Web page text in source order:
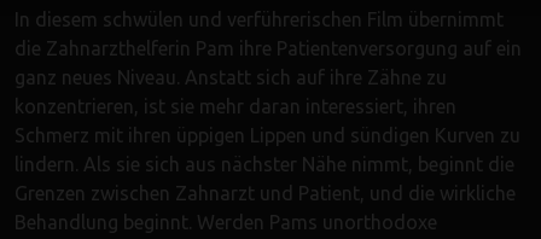
In diesem schwülen und verführerischen Film übernimmt
die Zahnarzthelferin Pam ihre Patientenversorgung auf ein
ganz neues Niveau. Anstatt sich auf ihre Zähne zu
konzentrieren, ist sie mehr daran interessiert, ihren
Schmerz mit ihren üppigen Lippen und sündigen Kurven zu
lindern. Als sie sich aus nächster Nähe nimmt, beginnt die
Grenzen zwischen Zahnarzt und Patient, und die wirkliche
Behandlung beginnt. Werden Pams unorthodoxe